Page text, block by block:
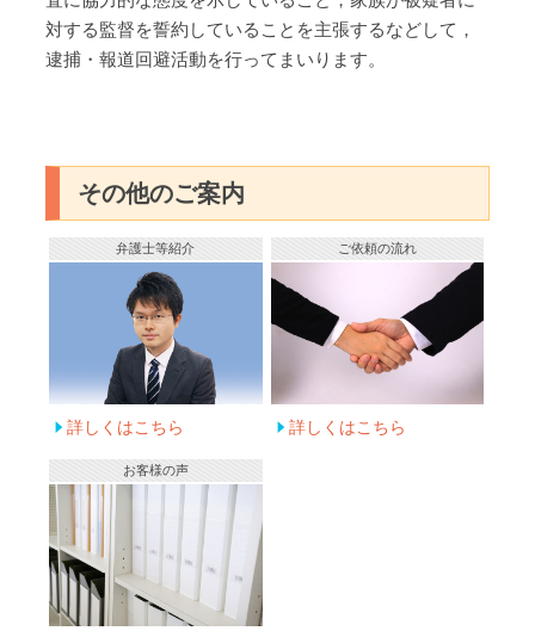
対する監督を誓約していることを主張するなどして，
逮捕・報道回避活動を行ってまいります。
その他のご案内
弁護士等紹介
詳しくはこちら
ご依頼の流れ
詳しくはこちら
お客様の声